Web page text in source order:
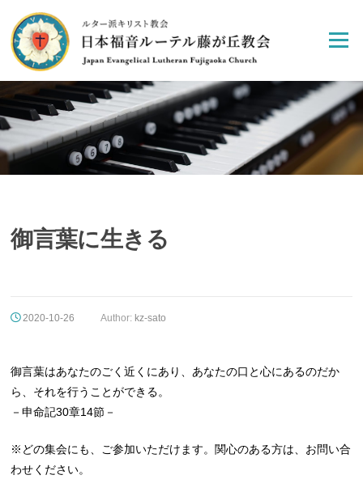
content
Menu
御言葉に生きる
2020-10-26 Author: kz-sato
御言葉はあなたのごく近くにあり、あなたの口と心にあるのだか
ら、それを行うことができる。
－申命記30章14節－
※どの集会にも、ご参加いただけます。関心のある方は、お問い合
わせください。